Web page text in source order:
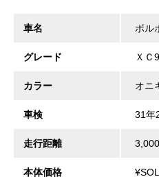
車名 ボル
グレード ＸＣ
カラー オニ
車検 31年
走行距離
本体価格